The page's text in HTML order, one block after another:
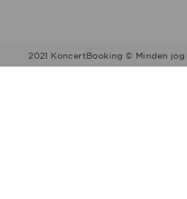
2021 KoncertBooking © Minden
Kapcsolat | Telefonszám: +36 30 157